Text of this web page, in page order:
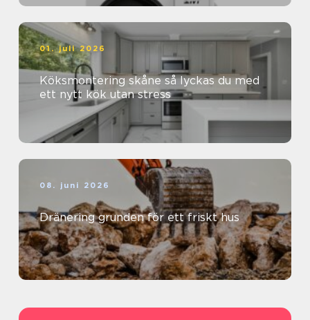
01. juli 2026
Köksmontering skåne så lyckas du med
ett nytt kök utan stress
08. juni 2026
Dränering grunden för ett friskt hus